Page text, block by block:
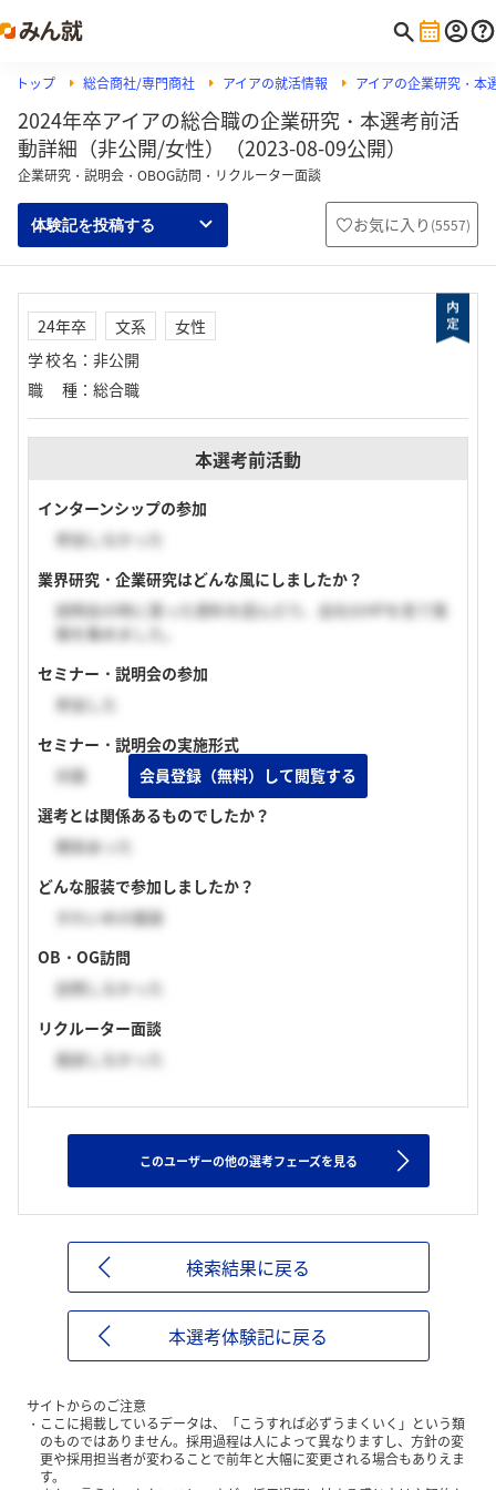
トップ 総合商社/専門商社 アイアの就活情報 アイアの企業研究・本
2024年卒アイアの総合職の企業研究・本選考前活
動詳細（非公開/女性）（2023-08-09公開）
企業研究・説明会・OBOG訪問・リクルーター面談
体験記を投稿する お気に入り (5557)
24年卒 文系
女性
学校名 ： 非公開
職種 ： 総合職
本選考前活動
インターンシップの参加
参加しなかった
業界研究・企業研究はどんな風にしましたか？
説明会の時に貰った資料を読んだり、会社のHPを見て情
報を集めました。
セミナー・説明会の参加
参加した
セミナー・説明会の実施形式
対面
選考とは関係あるものでしたか？
関係あった
どんな服装で参加しましたか？
きれいめの服装
OB・OG訪問
訪問しなかった
リクルーター面談
面談しなかった
会員登録（無料）して閲覧する
このユーザーの他の選考フェーズを見る
検索結果に戻る
本選考体験記に戻る
サイトからのご注意
ここに掲載しているデータは、「こうすれば必ずうまくいく」という類
のものではありません。採用過程は人によって異なりますし、方針の変
更や採用担当者が変わることで前年と大幅に変更される場合もありえま
す。